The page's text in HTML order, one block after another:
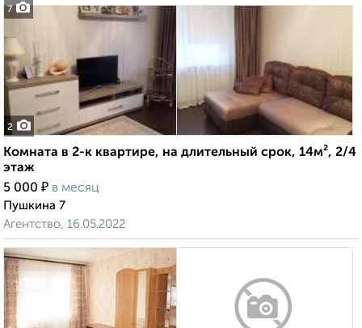
7
2
Комната в 2-к квартире, на длительный срок, 14м², 2/4
этаж
5 000 ₽ в месяц
Пушкина 7
Агентство, 16.05.2022